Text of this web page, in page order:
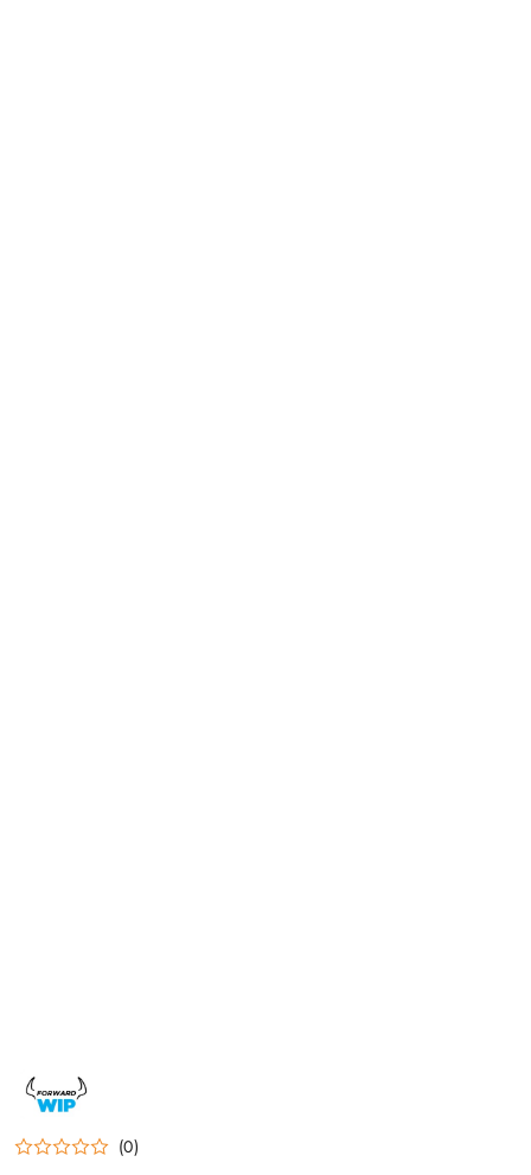
NAZWA
PRODUCENTA:
FORWARD
(0)